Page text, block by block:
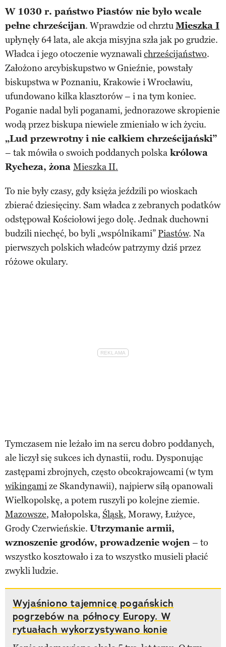
W 1030 r. państwo Piastów nie było wcale
pełne chrześcijan. Wprawdzie od chrztuMieszka I
upłynęły 64 lata, ale akcja misyjna szła jak po grudzie.
Władca i jego otoczenie wyznawalichrześcijaństwo.
Założono arcybiskupstwo w Gnieźnie, powstały
biskupstwa w Poznaniu, Krakowie i Wrocławiu,
ufundowano kilka klasztorów – i na tym koniec.
Poganie nadal byli poganami, jednorazowe skropienie
wodą przez biskupa niewiele zmieniało w ich życiu.
„Lud przewrotny i nie całkiem chrześcijański”
– tak mówiła o swoich poddanych polska królowa
Rycheza, żona Mieszka II.
To nie były czasy, gdy księża jeździli po wioskach
zbierać dziesięciny. Sam władca z zebranych podatków
odstępował Kościołowi jego dolę. Jednak duchowni
budzili niechęć, bo byli „wspólnikami”Piastów. Na
pierwszych polskich władców patrzymy dziś przez
różowe okulary.
Tymczasem nie leżało im na sercu dobro poddanych,
ale liczył się sukces ich dynastii, rodu. Dysponując
zastępami zbrojnych, często obcokrajowcami (w tym
wikingamize Skandynawii), najpierw siłą opanowali
Wielkopolskę, a potem ruszyli po kolejne ziemie.
Mazowsze, Małopolska, Śląsk, Morawy, Łużyce,
Grody Czerwieńskie. Utrzymanie armii,
wznoszenie grodów, prowadzenie wojen – to
wszystko kosztowało i za to wszystko musieli płacić
zwykli ludzie.
Wyjaśniono tajemnicę pogańskich
pogrzebów na północy Europy. W
rytuałach wykorzystywano konie